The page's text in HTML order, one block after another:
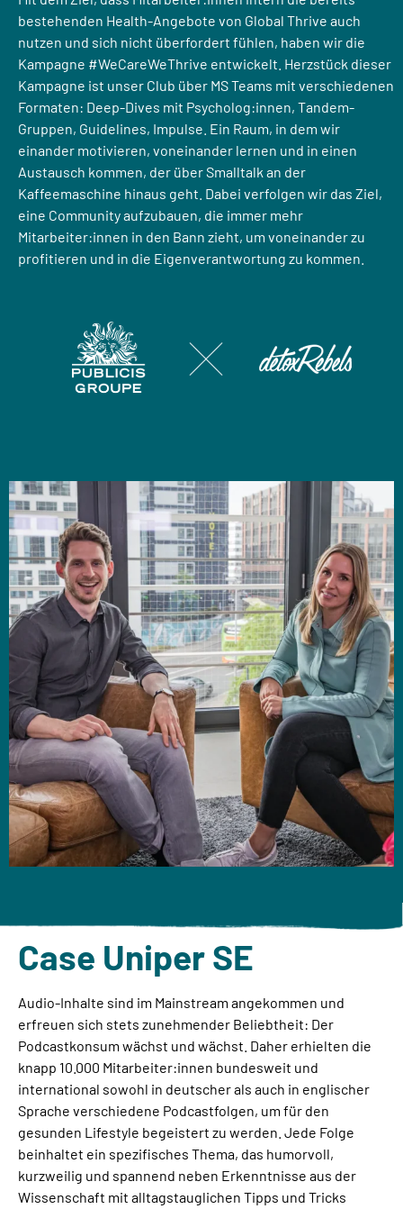
bestehenden Health-Angebote von Global Thrive auch
nutzen und sich nicht überfordert fühlen, haben wir die
Kampagne #WeCareWeThrive entwickelt. Herzstück dieser
Kampagne ist unser Club über MS Teams mit verschiedenen
Formaten: Deep-Dives mit Psycholog:innen, Tandem-
Gruppen, Guidelines, Impulse. Ein Raum, in dem wir
einander motivieren, voneinander lernen und in einen
Austausch kommen, der über Smalltalk an der
Kaffeemaschine hinaus geht. Dabei verfolgen wir das Ziel,
eine Community aufzubauen, die immer mehr
Mitarbeiter:innen in den Bann zieht, um voneinander zu
profitieren und in die Eigenverantwortung zu kommen.
Case Uniper SE
Audio-Inhalte sind im Mainstream angekommen und
erfreuen sich stets zunehmender Beliebtheit: Der
Podcastkonsum wächst und wächst. Daher erhielten die
knapp 10.000 Mitarbeiter:innen bundesweit und
international sowohl in deutscher als auch in englischer
Sprache verschiedene Podcastfolgen, um für den
gesunden Lifestyle begeistert zu werden. Jede Folge
beinhaltet ein spezifisches Thema, das humorvoll,
kurzweilig und spannend neben Erkenntnisse aus der
Wissenschaft mit alltagstauglichen Tipps und Tricks